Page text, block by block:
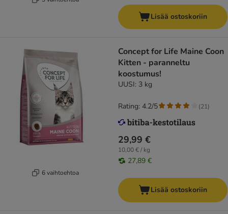
Lisää ostoskoriin
6 vaihtoehtoa
Concept for Life Maine Coon
Kitten - paranneltu
koostumus!
UUSI: 3 kg
29,99 €
10,00 € / kg
27,89 €
Rating: 4.2/5 (21)
Lisää ostoskoriin